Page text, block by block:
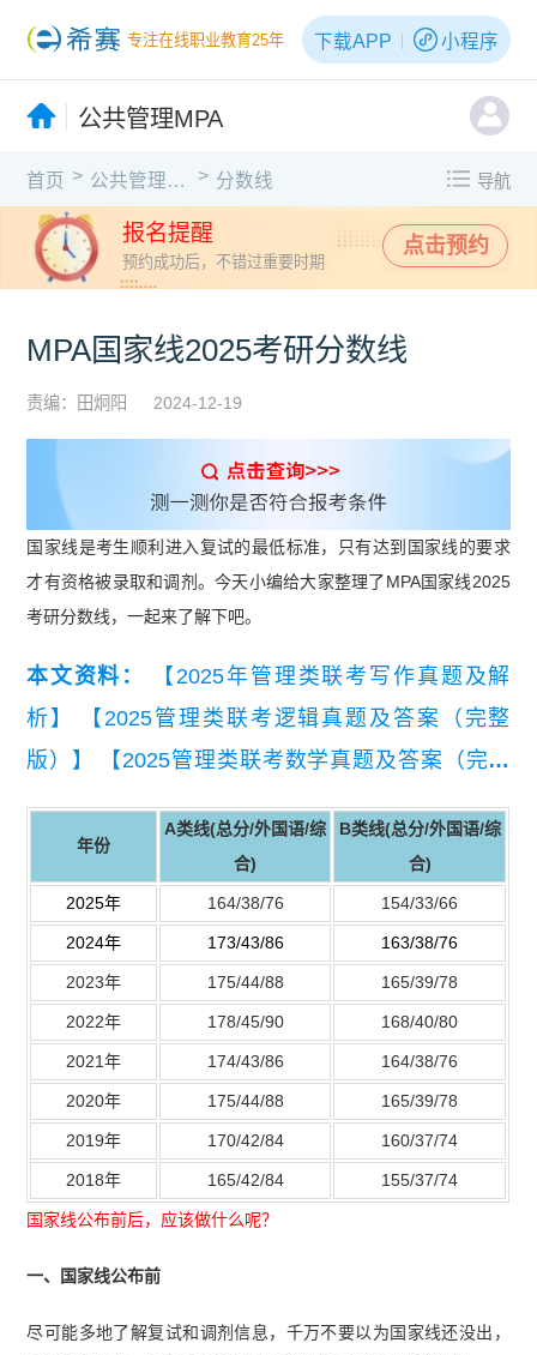
专注在线职业教育25年 下载APP 小程序
公共管理MPA
首页 > 公共管理MPA > 分数线 导航
报名提醒
预约成功后，不错过重要时期
点击预约
MPA国家线2025考研分数线
责编：田炯阳 2024-12-19
国家线是考生顺利进入复试的最低标准，只有达到国家线的要求
才有资格被录取和调剂。今天小编给大家整理了MPA国家线2025
考研分数线，一起来了解下吧。
本文资料：
【2025年管理类联考写作真题及解
析】
【2025管理类联考逻辑真题及答案（完整
版）】
【2025管理类联考数学真题及答案（完整
版）】
年份
A类线(总分/外国语/综
合)
B类线(总分/外国语/综
合)
2025年 164/38/76 154/33/66
2024年 173/43/86 163/38/76
2023年 175/44/88 165/39/78
2022年 178/45/90 168/40/80
2021年 174/43/86 164/38/76
2020年 175/44/88 165/39/78
2019年 170/42/84 160/37/74
2018年 165/42/84 155/37/74
国家线公布前后，应该做什么呢？
一、国家线公布前
尽可能多地了解复试和调剂信息，千万不要以为国家线还没出，